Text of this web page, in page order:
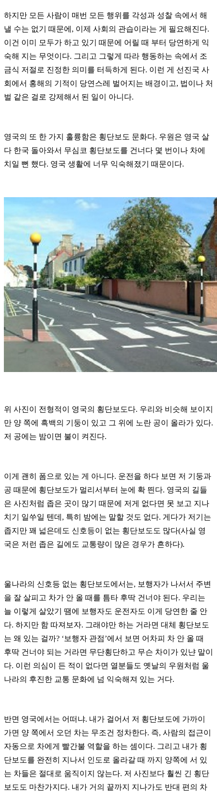
하지만 모든 사람이 매번 모든 행위를 각성과 성찰 속에서 해
낼 수는 없기 때문에, 이제 사회의 관습이라는 게 필요해진다.
이건 이미 모두가 하고 있기 때문에 어릴 때 부터 당연하게 익
숙해 지는 무엇이다. 그리고 그렇게 따라 행동하는 속에서 조
금식 저절로 진정한 의미를 터득하게 된다. 이런 게 선진국 사
회에서 홍해의 기적이 당연스레 벌어지는 배경이고, 법이나 처
벌 같은 걸로 강제해서 된 일이 아니다.
영국의 또 한 가지 훌륭함은 횡단보도 문화다. 우원은 영국 살
다 한국 돌아와서 무심코 횡단보도를 건너다 몇 번이나 차에
치일 뻔 했다. 영국 생활에 너무 익숙해졌기 때문이다.
위 사진이 전형적이 영국의 횡단보도다. 우리와 비슷해 보이지
만 양 쪽에 흑백의 기둥이 있고 그 위에 노란 공이 올라가 있다.
저 공에는 밤이면 불이 켜진다.
이게 괜히 폼으로 있는 게 아니다. 운전을 하다 보면 저 기둥과
공 때문에 횡단보도가 멀리서부터 눈에 확 띈다. 영국의 길들
은 사진처럼 좁은 곳이 많기 때문에 저게 없다면 못 보고 지나
치기 일쑤일 텐데, 특히 밤에는 말할 것도 없다. 게다가 저기는
좁지만 꽤 넓은데도 신호등이 없는 횡단보도도 많다(사실 영
국은 저런 좁은 길에도 교통량이 많은 경우가 흔하다).
울나라의 신호등 없는 횡단보도에서는, 보행자가 나서서 주변
을 잘 살피고 차가 안 올 때를 틈타 후딱 건너야 된다. 우리는
늘 이렇게 살았기 땜에 보행자도 운전자도 이게 당연한 줄 안
다. 하지만 함 따져보자. 그래야만 하는 거라면 대체 횡단보도
는 왜 있는 걸까? ‘보행자 관점’에서 보면 어차피 차 안 올 때
후딱 건너야 되는 거라면 무단횡단하고 무슨 차이가 있냔 말이
다. 이런 의심이 든 적이 없다면 열분들도 옛날의 우원처럼 울
나라의 후진한 교통 문화에 넘 익숙해져 있는 거다.
반면 영국에서는 어떠냐. 내가 걸어서 저 횡단보도에 가까이
가면 양 쪽에서 오던 차는 무조건 정차한다. 즉, 사람의 접근이
자동으로 차에게 빨간불 역할을 하는 셈이다. 그리고 내가 횡
단보도를 완전히 지나서 인도로 올라갈 때 까지 양쪽에 서 있
는 차들은 절대로 움직이지 않는다. 저 사진보다 훨씬 긴 횡단
보도도 마찬가지다. 내가 거의 끝까지 지나가도 반대 편의 차